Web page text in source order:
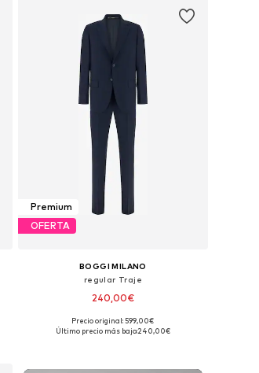
Premium
OFERTA
BOGGI MILANO
regular Traje
240,00€
Tallas disponibles: 46, 50, 52
Precio original: 599,00€
Último precio más bajo:240,00€